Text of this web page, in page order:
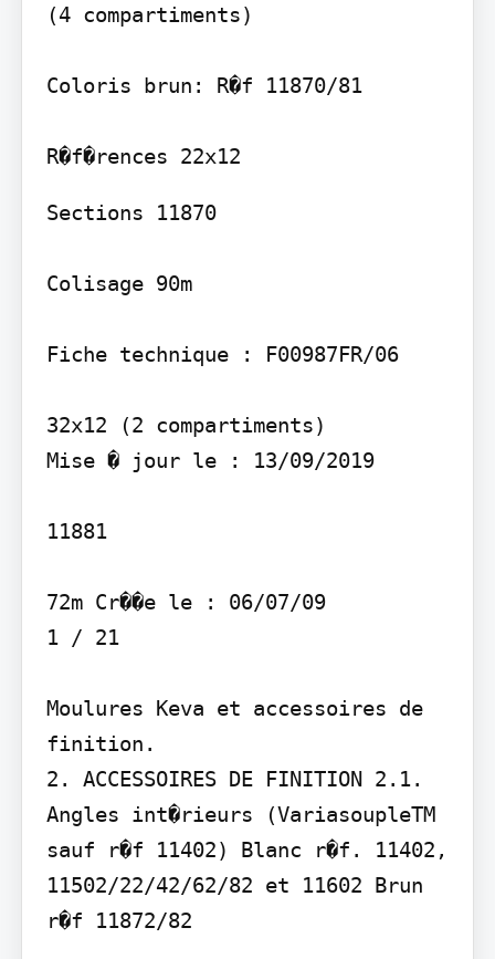
(4 compartiments)
Coloris brun: R�f 11870/81
Sections 11870
Colisage 90m
Fiche technique : F00987FR/06
32x12 (2 compartiments)
Mise � jour le : 13/09/2019
11881
72m Cr��e le : 06/07/09
1 / 21
Moulures Keva et accessoires de
finition.
2. ACCESSOIRES DE FINITION 2.1.
Angles int�rieurs (VariasoupleTM
sauf r�f 11402) Blanc r�f. 11402,
11502/22/42/62/82 et 11602 Brun
r�f 11872/82